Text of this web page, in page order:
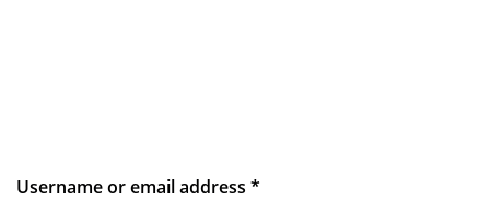
Username or email address *